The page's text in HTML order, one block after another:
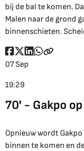
bij de bal te komen.
Malen naar de grond
binnenschieten.
07 Sep
19:29
70' - Gakpo
Opnieuw wordt
binnen te komen en